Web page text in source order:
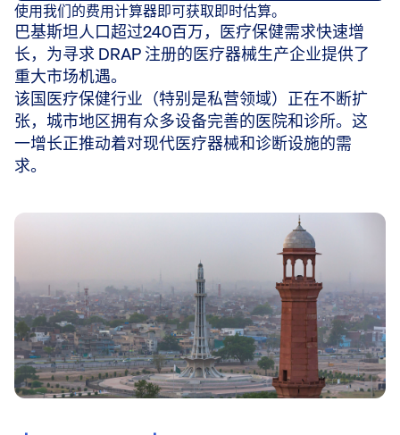
使用我们的费用计算器即可获取即时估算。
巴基斯坦人口超过240百万，医疗保健需求快速增
长，为寻求 DRAP 注册的医疗器械生产企业提供了
重大市场机遇。
该国医疗保健行业（特别是私营领域）正在不断扩
张，城市地区拥有众多设备完善的医院和诊所。这
一增长正推动着对现代医疗器械和诊断设施的需
求。